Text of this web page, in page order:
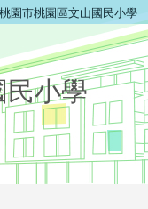
桃園市桃園區文山國民小學
小學